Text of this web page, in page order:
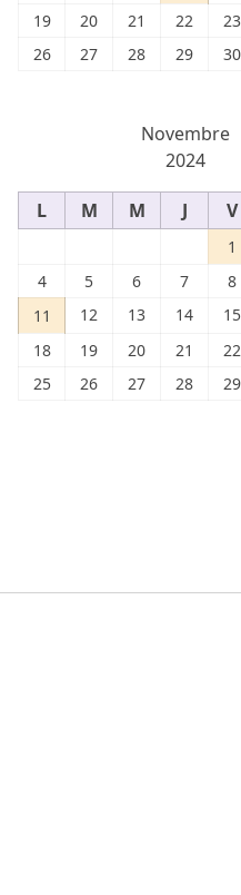
19
20 21 22 23
26
27 28 29 30
Novembre
2024
L M M J V
1
4
5 6 7 8
11
12 13 14 15
18
19 20 21 22
25
26 27 28 29